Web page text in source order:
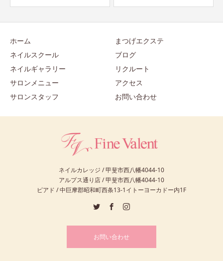
ホーム
ネイルスクール
ネイルギャラリー
サロンメニュー
サロンスタッフ
まつげエクステ
ブログ
リクルート
アクセス
お問い合わせ
ネイルカレッジ / 甲斐市西八幡4044-10
アルプス通り店 / 甲斐市西八幡4044-10
ピアド / 中巨摩郡昭和町西条13-1イトーヨーカドー内1F
お問い合わせ